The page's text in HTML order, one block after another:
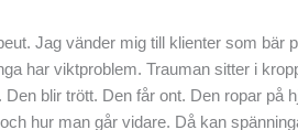
Jag vänder mig till klienter som
har viktproblem. Trauman sitter i
blir trött. Den får ont. Den ropar
hur man går vidare. Då kan